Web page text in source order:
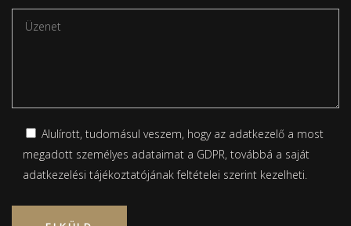
Alulírott, tudomásul veszem, hogy az adatkezelő a most
megadott személyes adataimat a GDPR, továbbá a saját
adatkezelési tájékoztatójánakfeltételei szerint kezelheti.
Please leave this field empty.